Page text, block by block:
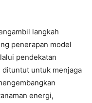
langkah
penerapan model
pendekatan
untuk menjaga
energi,